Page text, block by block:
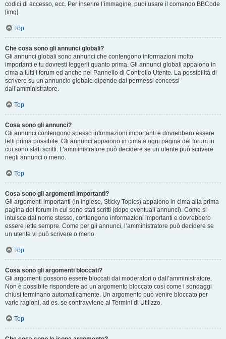
codici di accesso, ecc. Per inserire l’immagine, puoi usare il comando BBCode
[img].
Top
Che cosa sono gli annunci globali?
Gli annunci globali sono annunci che contengono informazioni molto
importanti e tu dovresti leggerli quanto prima. Gli annunci globali appaiono in
cima a tutti i forum ed anche nel Pannello di Controllo Utente. La possibilità di
scrivere su un annuncio globale dipende dai permessi concessi
dall’amministratore.
Top
Cosa sono gli annunci?
Gli annunci contengono spesso informazioni importanti e dovrebbero essere
letti prima possibile. Gli annunci appaiono in cima a ogni pagina del forum in
cui sono stati scritti. L’amministratore può decidere se un utente può scrivere
negli annunci o meno.
Top
Cosa sono gli argomenti importanti?
Gli argomenti importanti (in inglese, Sticky Topics) appaiono in cima alla prima
pagina del forum in cui sono stati scritti (dopo eventuali annunci). Come si
intuisce dal nome stesso, contengono informazioni importanti e dovrebbero
essere lette sempre. Come per gli annunci, l’amministratore può decidere se
un utente vi può scrivere o meno.
Top
Cosa sono gli argomenti bloccati?
Gli argomenti possono essere bloccati dai moderatori o dall’amministratore.
Non è possibile rispondere ad un argomento bloccato così come i sondaggi
chiusi terminano automaticamente. Un argomento può venire bloccato per
varie ragioni, ad es. se contravviene ai Termini di Utilizzo.
Top